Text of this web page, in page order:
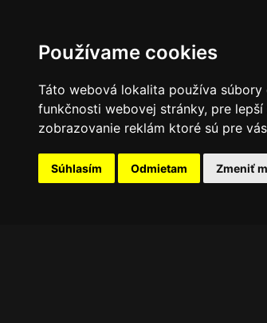
Používame cookies
Táto webová lokalita používa súbory
funkčnosti webovej stránky, pre
zobrazovanie reklám ktoré sú pre
Súhlasím Odmietam Zmeniť